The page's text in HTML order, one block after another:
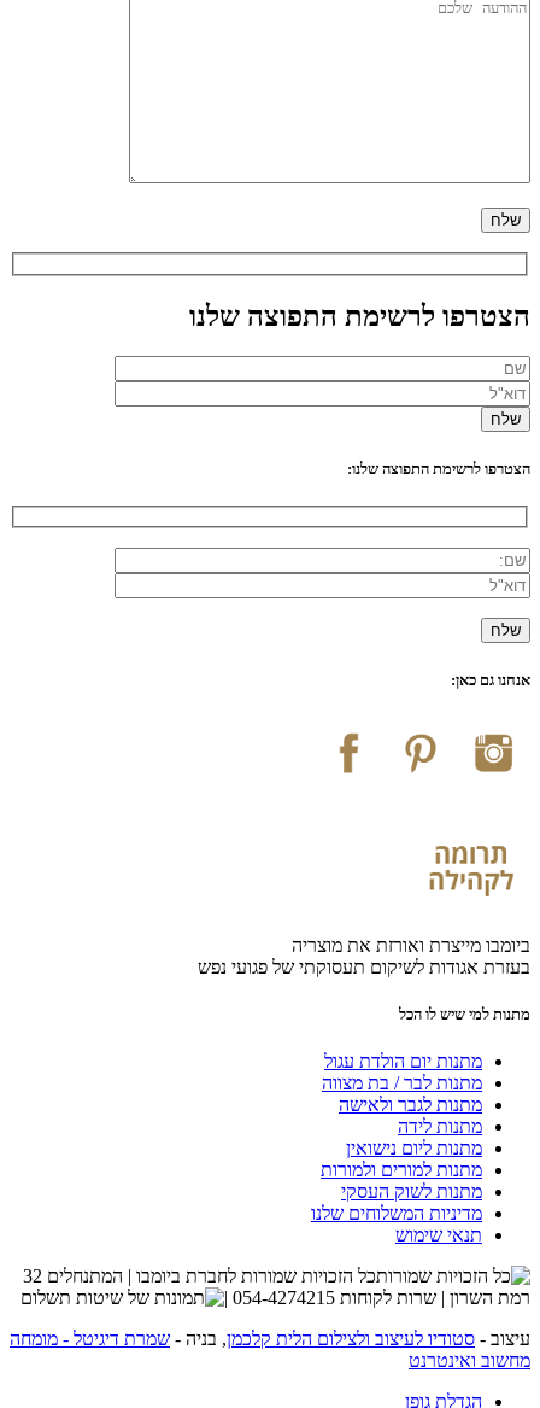
הצטרפו לרשימת התפוצה שלנו
הצטרפו לרשימת התפוצה שלנו:
אנחנו גם כאן:
ביומבו מייצרת ואורזת את מוצריה
בעזרת אגודות לשיקום תעסוקתי של פגועי נפש
מתנות למי שיש לו הכל
מתנות יום הולדת עגול
מתנות לבר / בת מצווה
מתנות לגבר ולאישה
מתנות לידה
מתנות ליום נישואין
מתנות למורים ולמורות
מתנות לשוק העסקי
מדיניות המשלוחים שלנו
תנאי שימוש
כל הזכויות שמורות לחברת ביומבו | המתנחלים 32
רמת השרון | שרות לקוחות 054-4274215 |
עיצוב - סטודיו לעיצוב ולצילום הלית קלכמן, בניה - שמרת דיגיטל - מומחה
מחשוב ואינטרנט
הגדלת גופן